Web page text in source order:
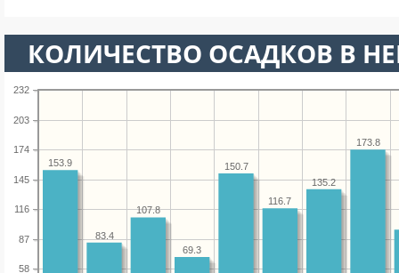
КОЛИЧЕСТВО ОСАДКОВ В
58
87
116
145
174
203
232
173.8
135.2
116.7
150.7
69.3
107.8
83.4
153.9